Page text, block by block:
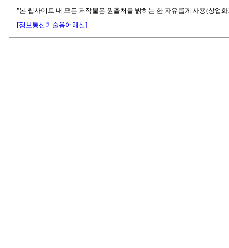
"본 웹사이트 내 모든 저작물은 원출처를 밝히는 한 자유롭게 사용(상업
[정보통신기술용어해설]